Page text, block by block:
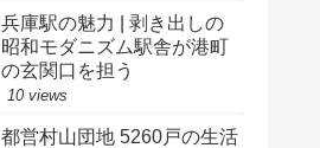
兵庫駅の魅力 | 剥き出しの
昭和モダニズム駅舎が港町
の玄関口を担う
10 views
都営村山団地 5260戸の生活